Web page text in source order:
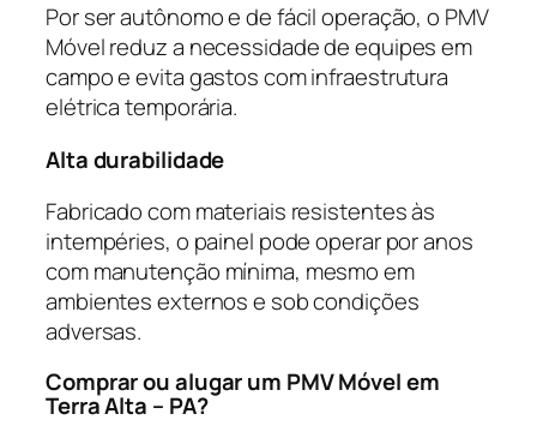
Por ser autônomo e de fácil operação, o PMV
Móvel reduz a necessidade de equipes em
campo e evita gastos com infraestrutura
elétrica temporária.
Alta durabilidade
Fabricado com materiais resistentes às
intempéries, o painel pode operar por anos
com manutenção mínima, mesmo em
ambientes externos e sob condições
adversas.
Comprar ou alugar um PMV Móvel em
Terra Alta – PA?